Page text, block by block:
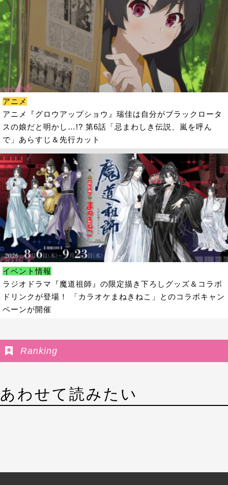
アニメ
アニメ『グロウアップショウ』瑞佳は自分がブラックロータ
スの娘だと明かし…!? 第6話「忌まわしき伝説、嵐を呼ん
で」あらすじ＆先行カット
イベント情報
ラジオドラマ『魔道祖師』の限定描き下ろしグッズ＆コラボ
ドリンクが登場！ 「カラオケまねきねこ」とのコラボキャン
ペーンが開催
Ranking
あわせて読みたい